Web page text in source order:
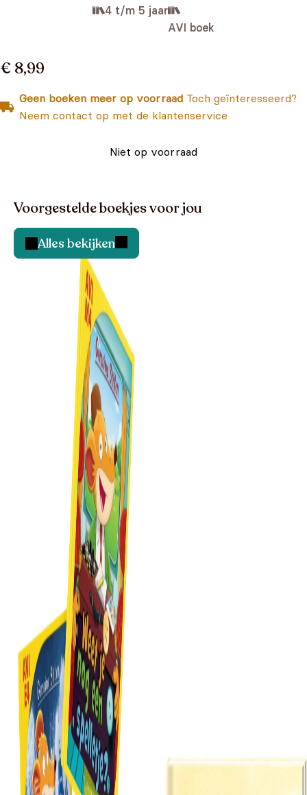
4 t/m 5 jaar
AVI boek
€ 8,99
Geen boeken meer op voorraad Toch geïnteresseerd?
Neem contact op met de klantenservice
Niet op voorraad
Voorgestelde boekjes voor jou
Alles bekijken